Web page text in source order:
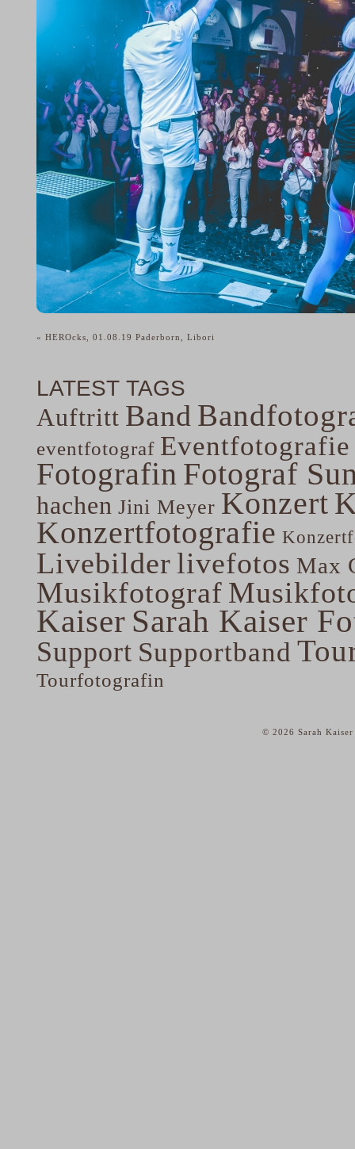
« HEROcks, 01.08.19 Paderborn, Libori
LATEST TAGS
Auftritt Band
eventfotograf Eventfotografie
Fotografin Fotograf
hachen Jini Meyer Konzert
Konzertfotografie
Livebilderlivefotos Max
Musikfotograf
Kaiser Sarah Kaiser
Support Supportband
Tourfotografin
© 2026 Sarah